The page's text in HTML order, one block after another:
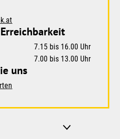
7.15 bis 16.00 Uhr
7.00 bis 13.00 Uhr
uns